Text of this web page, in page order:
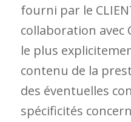
fourni par le
collaboration avec
le plus
contenu de la
des éventuelles
spécificités